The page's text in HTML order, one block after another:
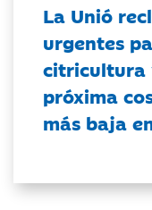
La Unió
urgentes
citricultura
próxima
más baja